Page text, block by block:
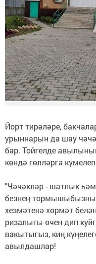
Йорт тирәләре,
урыннарын да шау
бар. Тойгелде
көндә гөлләргә
"Чәчәкләр - шатлык
безнең тормышыбызны
хезмәтенә хөрмәт
ризалыгы өчен дип
вакытыгыз, киң
авылдашлар!